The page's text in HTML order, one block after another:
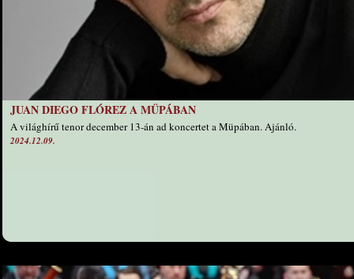
JUAN DIEGO FLÓREZ A MÜPÁBAN
A világhírű tenor december 13-án ad koncertet a Müpában. Ajánló.
2024.12.09.